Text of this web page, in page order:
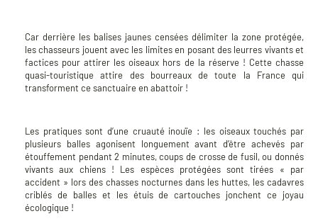
Car derrière les balises jaunes censées délimiter la zone protégée,
les chasseurs jouent avec les limites en posant des leurres vivants et
factices pour attirer les oiseaux hors de la réserve ! Cette chasse
quasi-touristique attire des bourreaux de toute la France qui
transforment ce sanctuaire en abattoir !
Les pratiques sont d’une cruauté inouïe : les oiseaux touchés par
plusieurs balles agonisent longuement avant d’être achevés par
étouffement pendant 2 minutes, coups de crosse de fusil, ou donnés
vivants aux chiens ! Les espèces protégées sont tirées « par
accident » lors des chasses nocturnes dans les huttes, les cadavres
criblés de balles et les étuis de cartouches jonchent ce joyau
écologique !